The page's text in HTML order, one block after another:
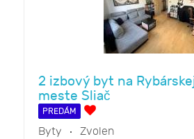
2 izbový byt na
meste Sliač
PREDÁM
Byty
Zvolen